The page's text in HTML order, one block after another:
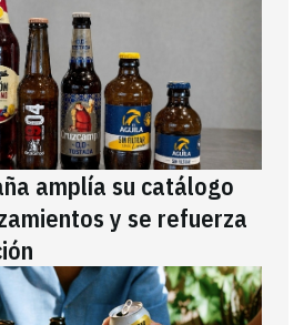
amplía su catálogo
y se refuerza